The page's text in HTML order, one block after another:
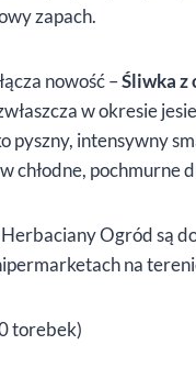
zapach.
nowość –Śliwka z
w okresie
pyszny, intensywny
chłodne, pochmurne
Ogród są
na
torebek)